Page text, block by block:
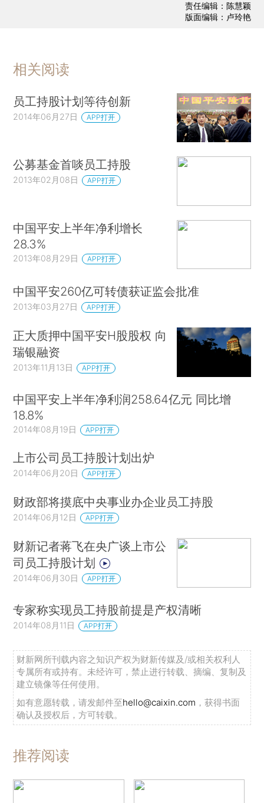
责任编辑：陈慧颖
版面编辑：卢玲艳
相关阅读
员工持股计划等待创新
2014年06月27日 APP打开
公募基金首啖员工持股
2013年02月08日 APP打开
中国平安上半年净利增长
28.3%
2013年08月29日 APP打开
中国平安260亿可转债获证监会批准
2013年03月27日 APP打开
正大质押中国平安H股股权 向
瑞银融资
2013年11月13日 APP打开
中国平安上半年净利润258.64亿元 同比增
18.8%
2014年08月19日 APP打开
上市公司员工持股计划出炉
2014年06月20日 APP打开
财政部将摸底中央事业办企业员工持股
2014年06月12日 APP打开
财新记者蒋飞在央广谈上市公
司员工持股计划
2014年06月30日 APP打开
专家称实现员工持股前提是产权清晰
2014年08月11日 APP打开
财新网所刊载内容之知识产权为财新传媒及/或相关权利人
专属所有或持有。未经许可，禁止进行转载、摘编、复制及
建立镜像等任何使用。
如有意愿转载，请发邮件至hello@caixin.com ，获得书面
确认及授权后，方可转载。
推荐阅读